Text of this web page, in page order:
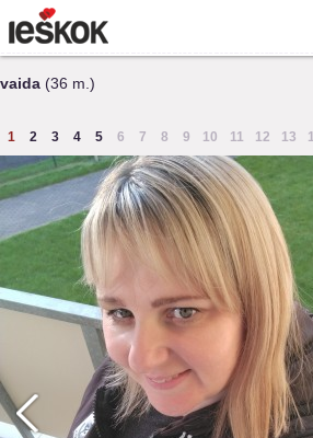
vaida (36 m.)
1 2 3 4 5 6 7 8 9 10 11 12 13